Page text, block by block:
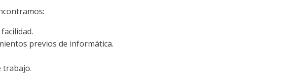
previos de informática.
trabajo.